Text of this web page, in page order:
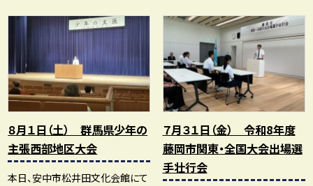
８月１日（土） 群馬県少年の
主張西部地区大会
本日、安中市松井田文化会館にて
７月３１日（金） 令和8年度
藤岡市関東・全国大会出場選
手壮行会